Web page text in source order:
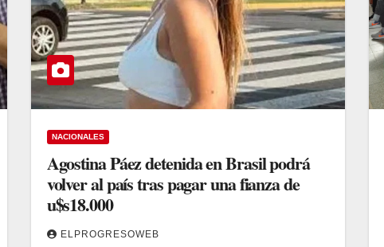
NACIONALES
Agostina Páez detenida en Brasil podrá
volver al país tras pagar una fianza de
u$s18.000
ELPROGRESOWEB